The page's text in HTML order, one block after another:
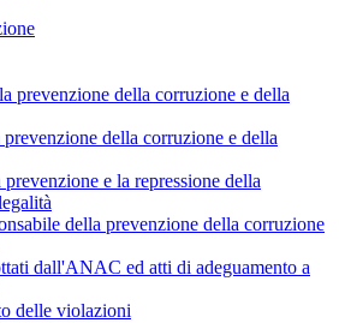
prevenzione della corruzione e della
della corruzione e della
e la repressione della
della prevenzione della corruzione
dall'ANAC ed atti di adeguamento a
delle violazioni